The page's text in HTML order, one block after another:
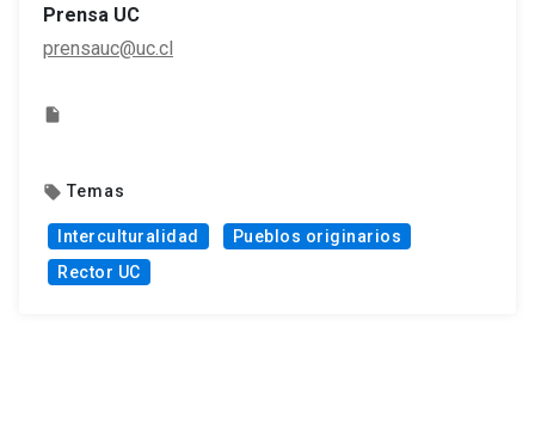
Prensa UC
prensauc@uc.cl
insert_drive_file
local_offer Temas
Interculturalidad
Pueblos originarios
Rector UC